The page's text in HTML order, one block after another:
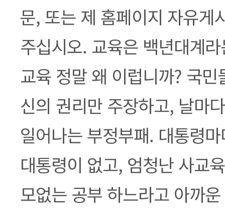
문, 또는 제 홈페이지 자유게
주십시오. 교육은 백년대계
교육 정말 왜 이럽니까? 국
신의 권리만 주장하고, 날마
일어나는 부정부패. 대통령
대통령이 없고, 엄청난 사교
모없는 공부 하느라고 아까